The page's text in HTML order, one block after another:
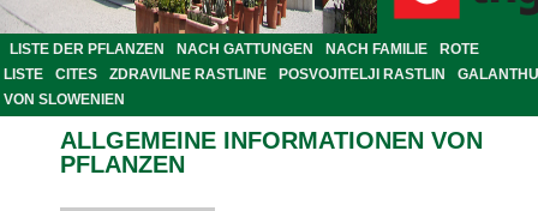
LISTE DER PFLANZEN NACH GATTUNGEN NACH FAMILIE
ROTE
LISTE
CITES ZDRAVILNE RASTLINE POSVOJITELJI RASTLIN
VON SLOWENIEN
ALLGEMEINE INFORMATIONEN VON
PFLANZEN